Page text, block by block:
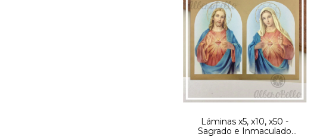
Láminas x5, x10, x50 -
Sagrado e Inmaculado